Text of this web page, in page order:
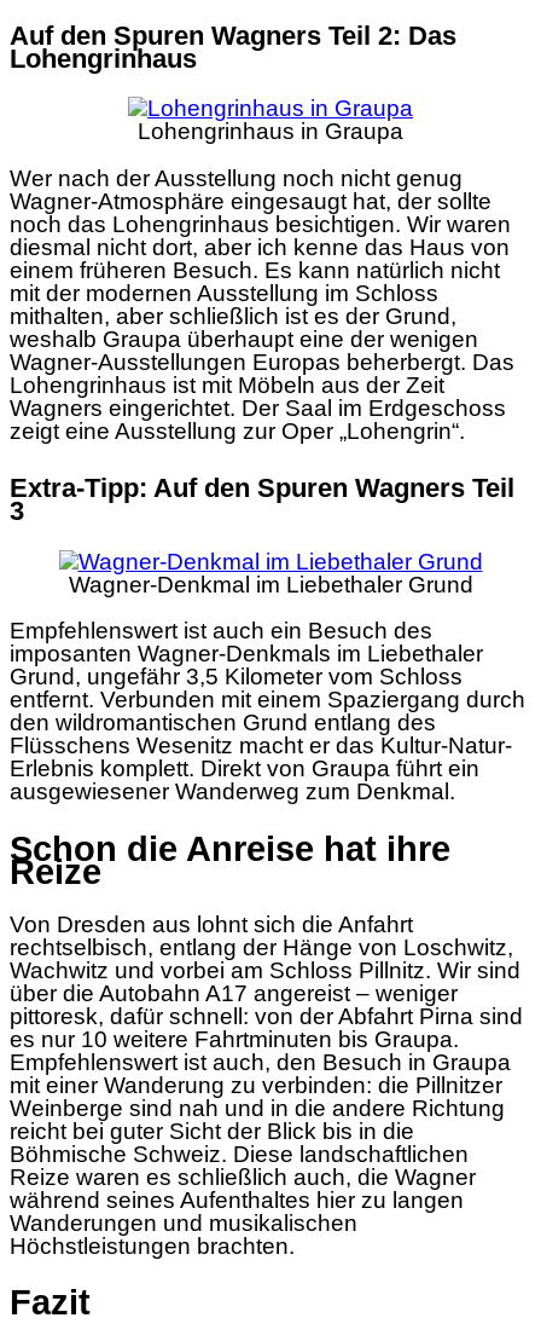
Auf den Spuren Wagners Teil 2: Das
Lohengrinhaus
Lohengrinhaus in Graupa
Wer nach der Ausstellung noch nicht genug
Wagner-Atmosphäre eingesaugt hat, der sollte
noch das Lohengrinhaus besichtigen. Wir waren
diesmal nicht dort, aber ich kenne das Haus von
einem früheren Besuch. Es kann natürlich nicht
mit der modernen Ausstellung im Schloss
mithalten, aber schließlich ist es der Grund,
weshalb Graupa überhaupt eine der wenigen
Wagner-Ausstellungen Europas beherbergt. Das
Lohengrinhaus ist mit Möbeln aus der Zeit
Wagners eingerichtet. Der Saal im Erdgeschoss
zeigt eine Ausstellung zur Oper „Lohengrin“.
Extra-Tipp: Auf den Spuren Wagners Teil
3
Wagner-Denkmal im Liebethaler Grund
Empfehlenswert ist auch ein Besuch des
imposanten Wagner-Denkmals im Liebethaler
Grund, ungefähr 3,5 Kilometer vom Schloss
entfernt. Verbunden mit einem Spaziergang durch
den wildromantischen Grund entlang des
Flüsschens Wesenitz macht er das Kultur-Natur-
Erlebnis komplett. Direkt von Graupa führt ein
ausgewiesener Wanderweg zum Denkmal.
Schon die Anreise hat ihre
Reize
Von Dresden aus lohnt sich die Anfahrt
rechtselbisch, entlang der Hänge von Loschwitz,
Wachwitz und vorbei am Schloss Pillnitz. Wir sind
über die Autobahn A17 angereist – weniger
pittoresk, dafür schnell: von der Abfahrt Pirna sind
es nur 10 weitere Fahrtminuten bis Graupa.
Empfehlenswert ist auch, den Besuch in Graupa
mit einer Wanderung zu verbinden: die Pillnitzer
Weinberge sind nah und in die andere Richtung
reicht bei guter Sicht der Blick bis in die
Böhmische Schweiz. Diese landschaftlichen
Reize waren es schließlich auch, die Wagner
während seines Aufenthaltes hier zu langen
Wanderungen und musikalischen
Höchstleistungen brachten.
Fazit